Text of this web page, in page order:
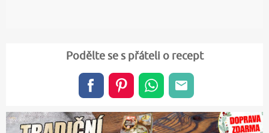
Podělte se s přáteli o recept